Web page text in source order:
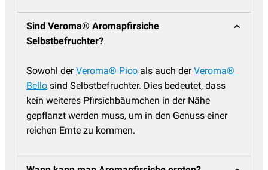
Sind Veroma® Aromapfirsiche
Selbstbefruchter?
Sowohl derVeroma® Pico als auch derVeroma®
Bello sind Selbstbefruchter. Dies bedeutet, dass
kein weiteres Pfirsichbäumchen in der Nähe
gepflanzt werden muss, um in den Genuss einer
reichen Ernte zu kommen.